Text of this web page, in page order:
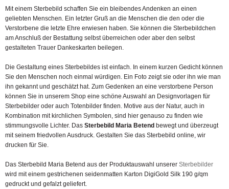
Mit einem Sterbebild schaffen Sie ein bleibendes Andenken an einen
geliebten Menschen. Ein letzter Gruß an die Menschen die den oder die
Verstorbene die letzte Ehre erwiesen haben. Sie können die Sterbebildchen
am Anschluß der Bestattung selbst überreichen oder aber den selbst
gestalteten Trauer Dankeskarten beilegen.
Die Gestaltung eines Sterbebildes ist einfach. In einem kurzen Gedicht können
Sie den Menschen noch einmal würdigen. Ein Foto zeigt sie oder ihn wie man
ihn gekannt und geschätzt hat. Zum Gedenken an eine verstorbene Person
können Sie in unserem Shop eine schöne Auswahl an Designvorlagen für
Sterbebilder oder auch Totenbilder finden. Motive aus der Natur, auch in
Kombination mit kirchlichen Symbolen, sind hier genauso zu finden wie
stimmungsvolle Lichter. Das Sterbebild Maria Betend bewegt und überzeugt
mit seinem friedvollen Ausdruck. Gestalten Sie das Sterbebild online, wir
drucken für Sie.
Das Sterbebild Maria Betend aus der Produktauswahl unserer Sterbebilder
wird mit einem gestrichenen seidenmatten Karton DigiGold Silk 190 g/qm
gedruckt und gefalzt geliefert.